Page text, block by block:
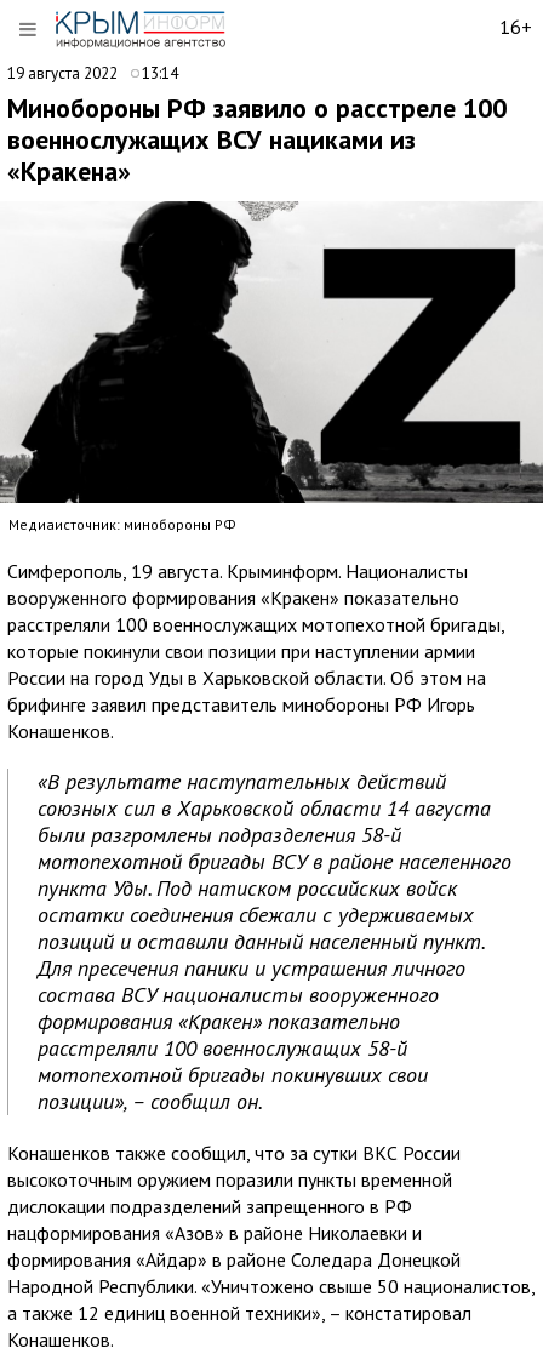
16+
19 августа 2022 13:14
Минобороны РФ заявило о расстреле 100
военнослужащих ВСУ нациками из
«Кракена»
Медиаисточник: минобороны РФ
Симферополь, 19 августа. Крыминформ. Националисты
вооруженного формирования «Кракен» показательно
расстреляли 100 военнослужащих мотопехотной бригады,
которые покинули свои позиции при наступлении армии
России на город Уды в Харьковской области. Об этом на
брифинге заявил представитель минобороны РФ Игорь
Конашенков.
«В результате наступательных действий
союзных сил в Харьковской области 14 августа
были разгромлены подразделения 58-й
мотопехотной бригады ВСУ в районе населенного
пункта Уды. Под натиском российских войск
остатки соединения сбежали с удерживаемых
позиций и оставили данный населенный пункт.
Для пресечения паники и устрашения личного
состава ВСУ националисты вооруженного
формирования «Кракен» показательно
расстреляли 100 военнослужащих 58-й
мотопехотной бригады покинувших свои
позиции», – сообщил он.
Конашенков также сообщил, что за сутки ВКС России
высокоточным оружием поразили пункты временной
дислокации подразделений запрещенного в РФ
нацформирования «Азов» в районе Николаевки и
формирования «Айдар» в районе Соледара Донецкой
Народной Республики. «Уничтожено свыше 50 националистов,
а также 12 единиц военной техники», – констатировал
Конашенков.